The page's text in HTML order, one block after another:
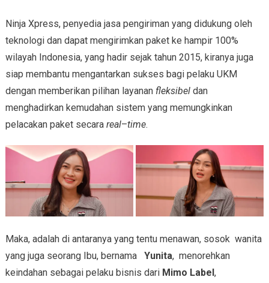
Ninja Xpress, penyedia jasa pengiriman yang didukung oleh
teknologi dan dapat mengirimkan paket ke hampir 100%
wilayah Indonesia, yang hadir sejak tahun 2015, kiranya juga
siap membantu mengantarkan sukses bagi pelaku UKM
dengan memberikan pilihan layanan fleksibel dan
menghadirkan kemudahan sistem yang memungkinkan
pelacakan paket secara real–time.
Maka, adalah di antaranya yang tentu menawan, sosok wanita
yang juga seorang Ibu, bernama
Yunita, menorehkan
keindahan sebagai pelaku bisnis dari Mimo Label,